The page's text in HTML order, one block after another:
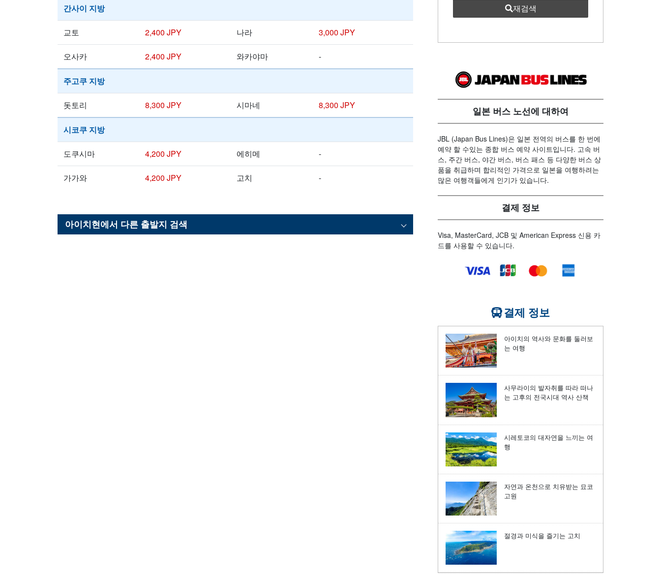
간사이 지방
교토 2,400 JPY 나라 3,000 JPY
오사카 2,400 JPY 와카야마 -
주고쿠 지방
돗토리 8,300 JPY 시마네 8,300 JPY
시코쿠 지방
도쿠시마 4,200 JPY 에히메 -
가가와 4,200 JPY 고치 -
아이치현에서 다른 출발지 검색
재검색
일본 버스 노선에 대하여
JBL (Japan Bus Lines)은 일본 전역의 버스를 한 번에
예약 할 수있는 종합 버스 예약 사이트입니다. 고속 버
스, 주간 버스, 야간 버스, 버스 패스 등 다양한 버스 상
품을 취급하며 합리적인 가격으로 일본을 여행하려는
많은 여행객들에게 인기가 있습니다.
결제 정보
Visa, MasterCard, JCB 및 American Express 신용 카
드를 사용할 수 있습니다.
결제 정보
아이치의 역사와 문화를 둘러보
는 여행
사무라이의 발자취를 따라 떠나
는 고후의 전국시대 역사 산책
시레토코의 대자연을 느끼는 여
행
자연과 온천으로 치유받는 묘코
고원
절경과 미식을 즐기는 고치